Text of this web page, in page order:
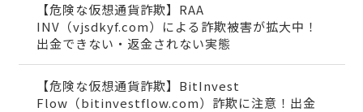
【危険な仮想通貨詐欺】RAA
INV（vjsdkyf.com）による詐欺被害が拡大中！
出金できない・返金されない実態
【危険な仮想通貨詐欺】BitInvest
Flow（bitinvestflow.com）詐欺に注意！出金